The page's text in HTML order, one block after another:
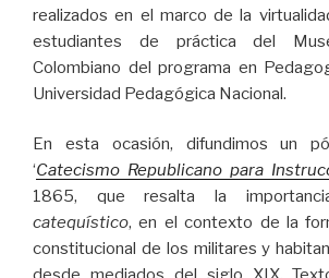
realizados en el marco de la
estudiantes de práctica del
Colombiano del programa en
Universidad Pedagógica Nacional.
En esta ocasión, difundimos un
‘Catecismo Republicano para
1865, que resalta la
catequístico, en el contexto de la
constitucional de los militares y